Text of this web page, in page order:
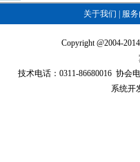
关于我们 服
Copyright @2004-
技术电话：0311-86680016 协会
系统开